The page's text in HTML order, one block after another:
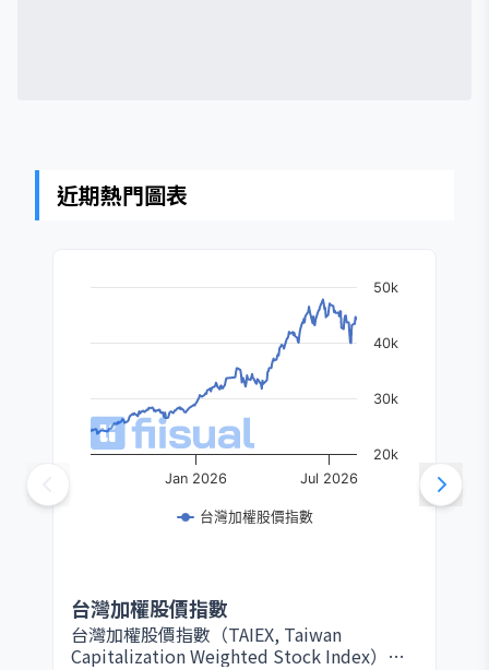
近期熱門圖表
台灣加權股價指數
Jan 2026 Jul 2026
20k
30k
40k
50k
台灣加權股價指數
台灣加權股價指數（TAIEX, Taiwan
Capitalization Weighted Stock Index）由